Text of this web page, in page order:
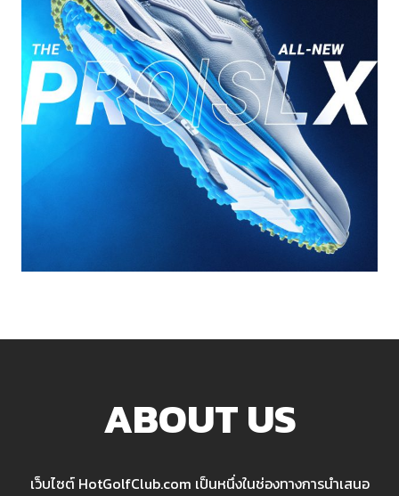
ABOUT US
เว็บไซต์ HotGolfClub.com เป็นหนึ่งในช่องทางการนำเสนอ